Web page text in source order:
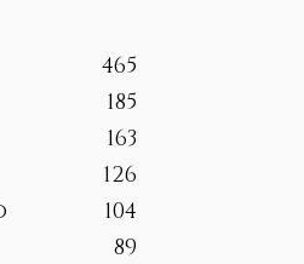
465
185
163
126
104
89